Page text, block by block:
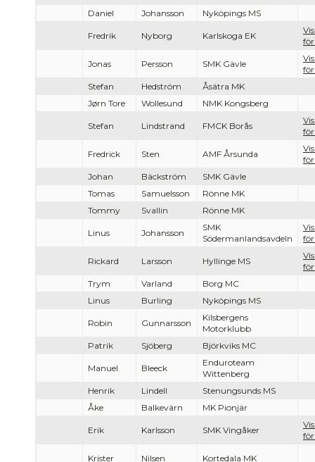
Daniel
Johansson Nyköpings MS
Fredrik Nyborg Karlskoga EK
Jonas Persson SMK Gävle
Stefan
Hedström
Åsätra MK
Jørn Tore
Wollesund NMK Kongsberg
Stefan Lindstrand FMCK Borås
Fredrick Sten AMF Årsunda
Johan
Bäckström
SMK Gävle
Tomas
Samuelsson
Rönne MK
Tommy
Svallin Rönne MK
Linus Johansson
SMK
Södermanlandsavdeln
Rickard Larsson Hyllinge MS
Trym
Varland
Borg MC
Linus
Burling Nyköpings MS
Robin Gunnarsson
Kilsbergens
Motorklubb
Patrik
Sjöberg Björkviks MC
Manuel Bleeck
Enduroteam
Wittenberg
Henrik
Lindell
Stenungsunds MS
Åke
Balkevärn MK Pionjär
Erik Karlsson SMK Vingåker
Krister Nilsen Kortedala MK